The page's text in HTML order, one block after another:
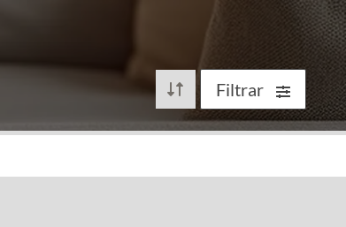
Filtrar